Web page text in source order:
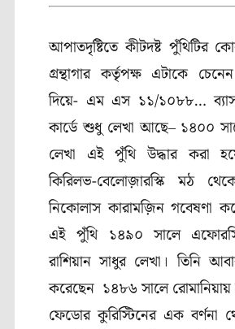
আপাতদৃষ্টিতে কীটদষ্ট পুঁথিটির
গ্রন্থাগার কর্তৃপক্ষ এটাকে
দিয়ে- এম এস ১১/১০৮৮…
কার্ডে শুধু লেখা আছে‒ ১৪০০
লেখা এই পুঁথি উদ্ধার করা
কিরিলভ-বেলোজ়ারস্কি মঠ
নিকোলাস কারামজ়িন গবেষণা
এই পুঁথি ১৪৯০ সালে
রাশিয়ান সাধুর লেখা। তিনি
করেছেন ১৪৮৬ সালে রোমানিয়ায়
ফেডোর কুরিস্টিনের এক বর্ণনা